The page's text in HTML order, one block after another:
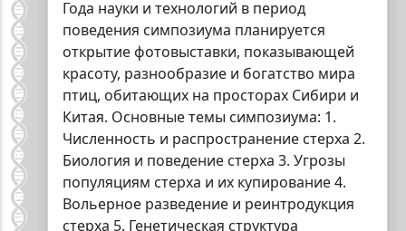
Года науки и технологий в период
поведения симпозиума планируется
открытие фотовыставки, показывающей
красоту, разнообразие и богатство мира
птиц, обитающих на просторах Сибири и
Китая. Основные темы симпозиума: 1.
Численность и распространение стерха 2.
Биология и поведение стерха 3. Угрозы
популяциям стерха и их купирование 4.
Вольерное разведение и реинтродукция
стерха 5. Генетическая структура